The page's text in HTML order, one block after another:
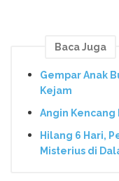
Baca Juga
Gempar Anak
Kejam
Angin Kencang
Hilang 6 Hari,
Misterius di